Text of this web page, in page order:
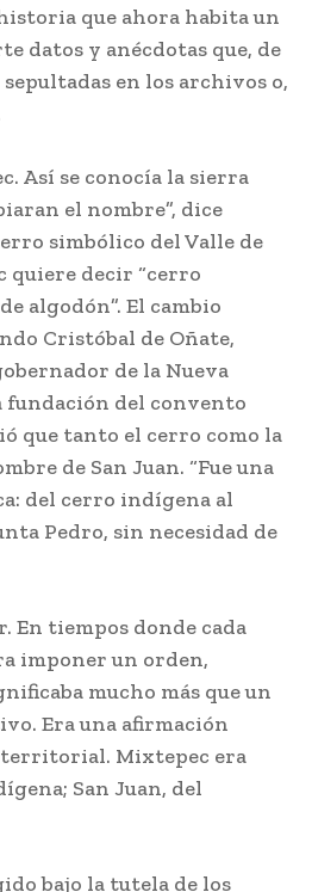
que ahora habita un
datos y anécdotas que, de
en los archivos o,
Así se conocía la sierra
el nombre”, dice
simbólico del Valle de
quiere decir “cerro
algodón”. El cambio
Cristóbal de Oñate,
de la Nueva
fundación del convento
que tanto el cerro como la
de San Juan. “Fue una
del cerro indígena al
Pedro, sin necesidad de
En tiempos donde cada
imponer un orden,
mucho más que un
Era una afirmación
Mixtepec era
San Juan, del
bajo la tutela de los